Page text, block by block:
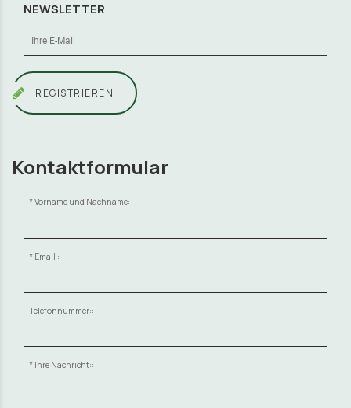
NEWSLETTER
REGISTRIEREN
Kontaktformular
Vorname und Nachname:
Email :
Telefonnummer::
Ihre Nachricht::